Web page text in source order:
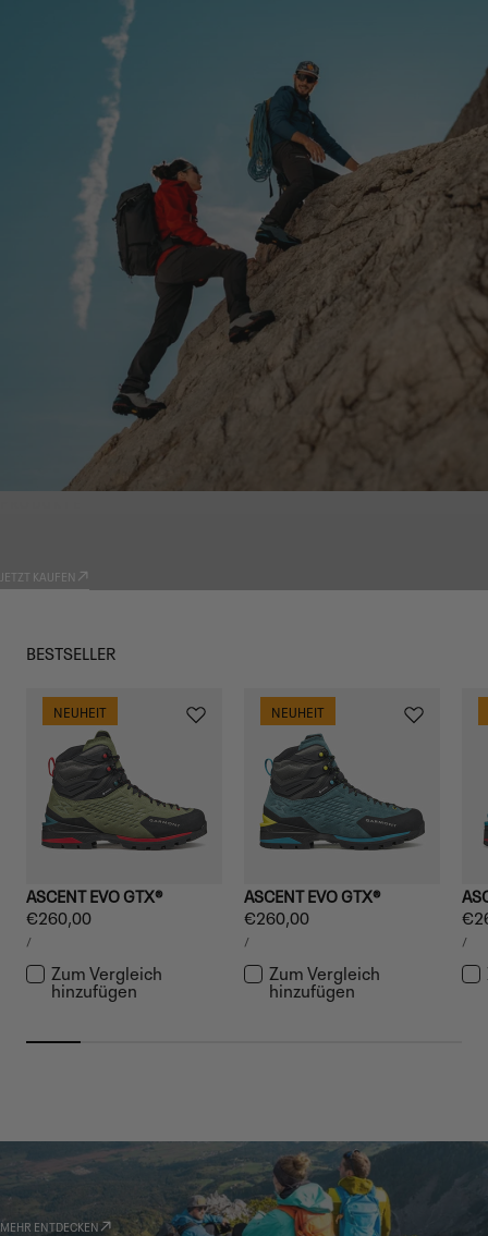
JETZT KAUFEN
BESTSELLER
NEUHEIT
ASCENT EVO GTX®
Regulärer
Preis
€260,00
STÜCKPREIS
/PRO
Zum Vergleich
hinzufügen
NEUHEIT
ASCENT EVO GTX®
Regulärer
Preis
€260,00
STÜCKPREIS
/PRO
Zum Vergleich
hinzufügen
/
GARMONT WORLD
AMBASSADOR
MEHR ENTDECKEN